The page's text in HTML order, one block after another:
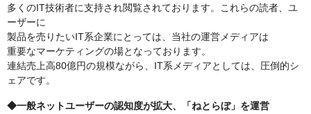
多くのIT技術者に支持され閲覧されております。これらの読者、ユ
ーザーに
製品を売りたいIT系企業にとっては、当社の運営メディアは
重要なマーケティングの場となっております。
連結売上高80億円の規模ながら、IT系メディアとしては、圧倒的シ
ェアです。
◆一般ネットユーザーの認知度が拡大、「ねとらぼ」を運営